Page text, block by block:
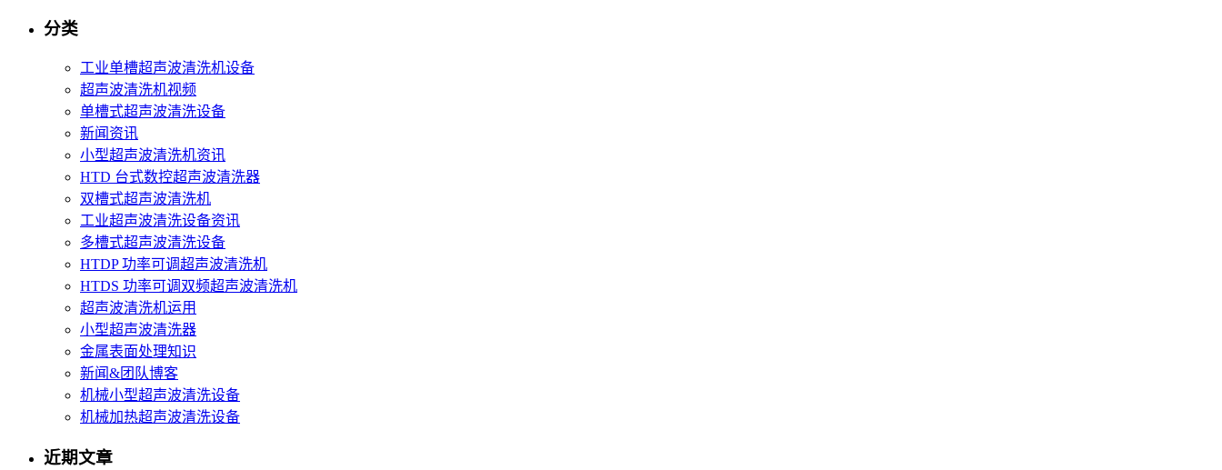
分类
工业单槽超声波清洗机设备
超声波清洗机视频
单槽式超声波清洗设备
新闻资讯
小型超声波清洗机资讯
HTD 台式数控超声波清洗器
双槽式超声波清洗机
工业超声波清洗设备资讯
多槽式超声波清洗设备
HTDP 功率可调超声波清洗机
HTDS 功率可调双频超声波清洗机
超声波清洗机运用
小型超声波清洗器
金属表面处理知识
新闻&团队博客
机械小型超声波清洗设备
机械加热超声波清洗设备
近期文章